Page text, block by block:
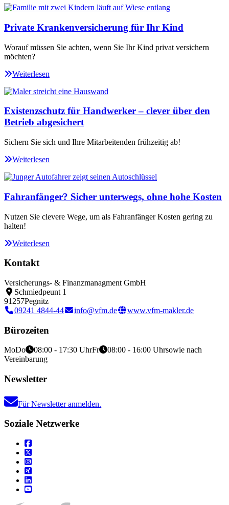
Private Krankenversicherung für Ihr Kind
Worauf müssen Sie achten, wenn Sie Ihr Kind privat versichern
möchten?
Weiterlesen
Existenzschutz für Handwerker – clever über den
Betrieb abgesichert
Sichern Sie sich und Ihre Mitarbeitenden frühzeitig ab!
Weiterlesen
Fahranfänger? Sicher unterwegs, ohne hohe Kosten
Nutzen Sie clevere Wege, um als Fahranfänger Kosten gering zu
halten!
Weiterlesen
Kontakt
Versicherungs- & Finanzmanagment GmbH
Schmiedpeunt 1
91257Pegnitz
09241 4844-44
info@vfm.de www.vfm-makler.de
Bürozeiten
MoDo 08:00 - 17:30 UhrFr 08:00 - 16:00 Uhrsowie nach
Vereinbarung
Newsletter
Für Newsletter anmelden.
Soziale Netzwerke